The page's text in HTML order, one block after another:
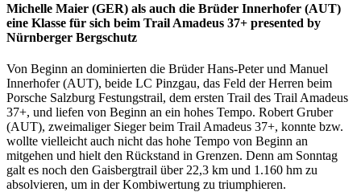
Michelle Maier (GER) als auch die Brüder Innerhofer (AUT)
eine Klasse für sich beim Trail Amadeus 37+ presented by
Nürnberger Bergschutz
Von Beginn an dominierten die Brüder Hans-Peter und Manuel
Innerhofer (AUT), beide LC Pinzgau, das Feld der Herren beim
Porsche Salzburg Festungstrail, dem ersten Trail des Trail Amadeus
37+, und liefen von Beginn an ein hohes Tempo. Robert Gruber
(AUT), zweimaliger Sieger beim Trail Amadeus 37+, konnte bzw.
wollte vielleicht auch nicht das hohe Tempo von Beginn an
mitgehen und hielt den Rückstand in Grenzen. Denn am Sonntag
galt es noch den Gaisbergtrail über 22,3 km und 1.160 hm zu
absolvieren, um in der Kombiwertung zu triumphieren.